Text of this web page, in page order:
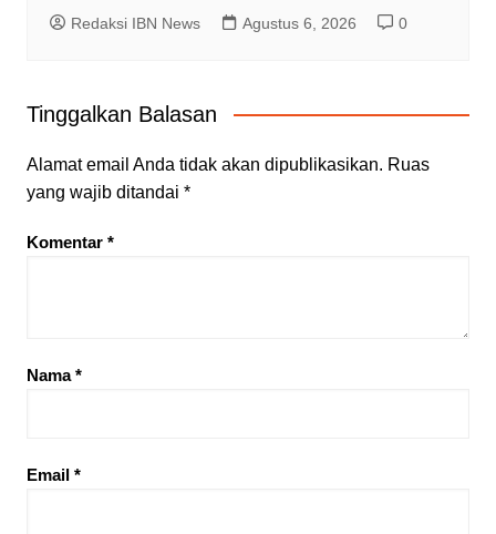
Redaksi IBN News Agustus 6, 2026 0
Tinggalkan Balasan
Alamat email Anda tidak akan dipublikasikan. Ruas
yang wajib ditandai *
Komentar *
Nama*
Email *